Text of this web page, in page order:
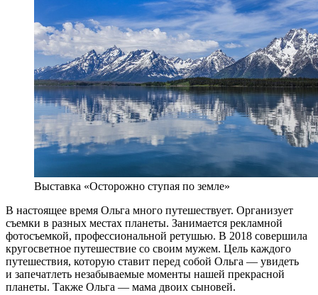
Выставка «Осторожно ступая по земле»
В настоящее время Ольга много путешествует. Организует
съемки в разных местах планеты. Занимается рекламной
фотосъемкой, профессиональной ретушью. В 2018 совершила
кругосветное путешествие со своим мужем. Цель каждого
путешествия, которую ставит перед собой Ольга — увидеть
и запечатлеть незабываемые моменты нашей прекрасной
планеты. Также Ольга — мама двоих сыновей.